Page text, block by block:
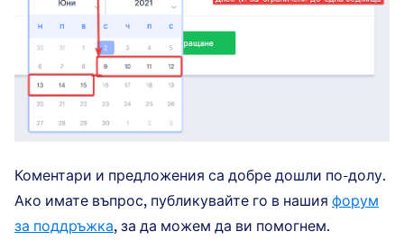
Коментари и предложения са добре дошли по-долу.
Ако имате въпрос, публикувайте го в нашия форум
за поддръжка, за да можем да ви помогнем.